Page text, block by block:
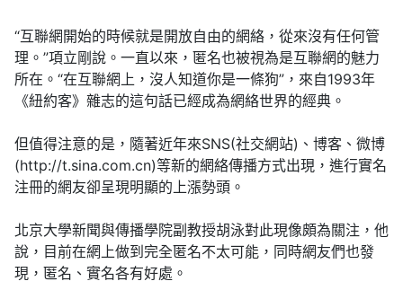
“互聯網開始的時候就是開放自由的網絡，從來沒有任何管
理。”項立剛說。一直以來，匿名也被視為是互聯網的魅力
所在。“在互聯網上，沒人知道你是一條狗”，來自1993年
《紐約客》雜志的這句話已經成為網絡世界的經典。
但值得注意的是，隨著近年來SNS(社交網站)、博客、微博
(http://t.sina.com.cn)等新的網絡傳播方式出現，進行實名
注冊的網友卻呈現明顯的上漲勢頭。
北京大學新聞與傳播學院副教授胡泳對此現像頗為關注，他
說，目前在網上做到完全匿名不太可能，同時網友們也發
現，匿名、實名各有好處。